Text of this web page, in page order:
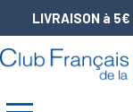
LIVRAISON à 5€